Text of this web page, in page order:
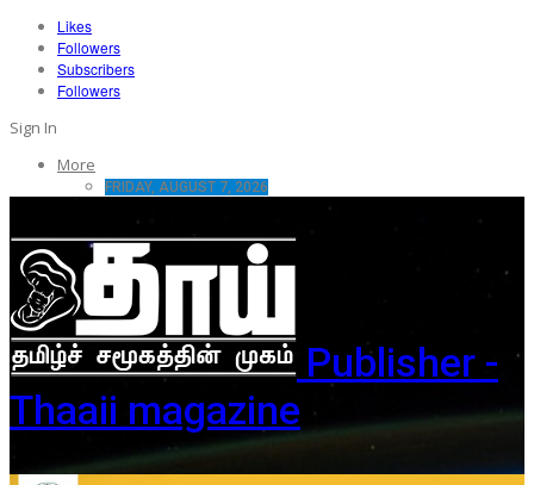
Likes
Followers
Subscribers
Followers
Sign In
More
FRIDAY, AUGUST 7, 2026
Publisher -
Thaaii magazine